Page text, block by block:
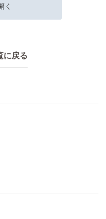
く
に戻る